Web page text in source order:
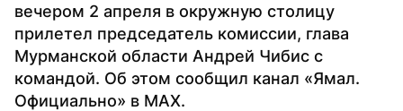
вечером 2 апреля в окружную столицу
прилетел председатель комиссии, глава
Мурманской области Андрей Чибис с
командой. Об этом сообщил канал «Ямал.
Официально» в MAX.